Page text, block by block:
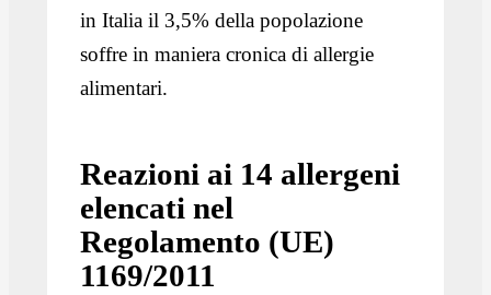
in Italia il 3,5% della popolazione
soffre in maniera cronica di allergie
alimentari.
Reazioni ai 14 allergeni
elencati nel
Regolamento (UE)
1169/2011